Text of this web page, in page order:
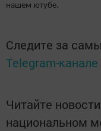
нашем ютубе.
Следите за
Telegram-канале
Читайте
национальном